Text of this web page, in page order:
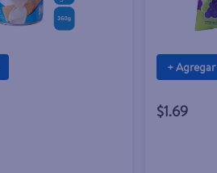
+ Agregar
$1.69